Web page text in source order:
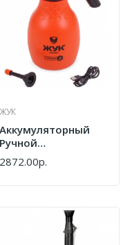
ЖУК
Аккумуляторный
Ручной
Опрыскиватель
Жук Классик 2
2872.00р.